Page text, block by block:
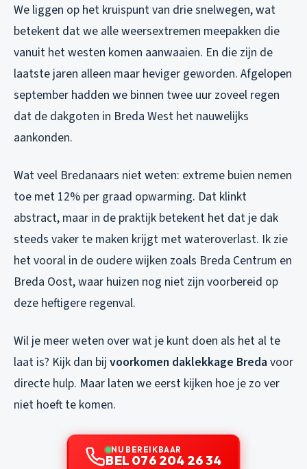
We liggen op het kruispunt van drie snelwegen, wat
betekent dat we alle weersextremen meepakken die
vanuit het westen komen aanwaaien. En die zijn de
laatste jaren alleen maar heviger geworden. Afgelopen
september hadden we binnen twee uur zoveel regen
dat de dakgoten in Breda West het nauwelijks
aankonden.
Wat veel Bredanaars niet weten: extreme buien nemen
toe met 12% per graad opwarming. Dat klinkt
abstract, maar in de praktijk betekent het dat je dak
steeds vaker te maken krijgt met wateroverlast. Ik zie
het vooral in de oudere wijken zoals Breda Centrum en
Breda Oost, waar huizen nog niet zijn voorbereid op
deze heftigere regenval.
Wil je meer weten over wat je kunt doen als het al te
laat is? Kijk dan bij voorkomen daklekkage Breda voor
directe hulp. Maar laten we eerst kijken hoe je zo ver
niet hoeft te komen.
NU BEREIKBAAR
BEL 076 204 26 34